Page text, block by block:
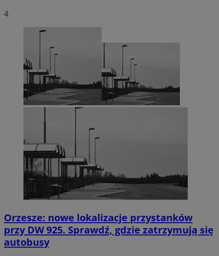
4
Orzesze: nowe lokalizacje przystanków
przy DW 925. Sprawdź, gdzie zatrzymują się
autobusy